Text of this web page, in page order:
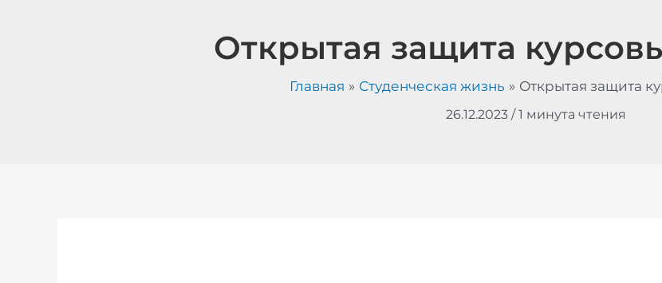
Открытая защита
Главная Студенческая жизнь Открытая защита
26.12.2023 /1 минута чтения